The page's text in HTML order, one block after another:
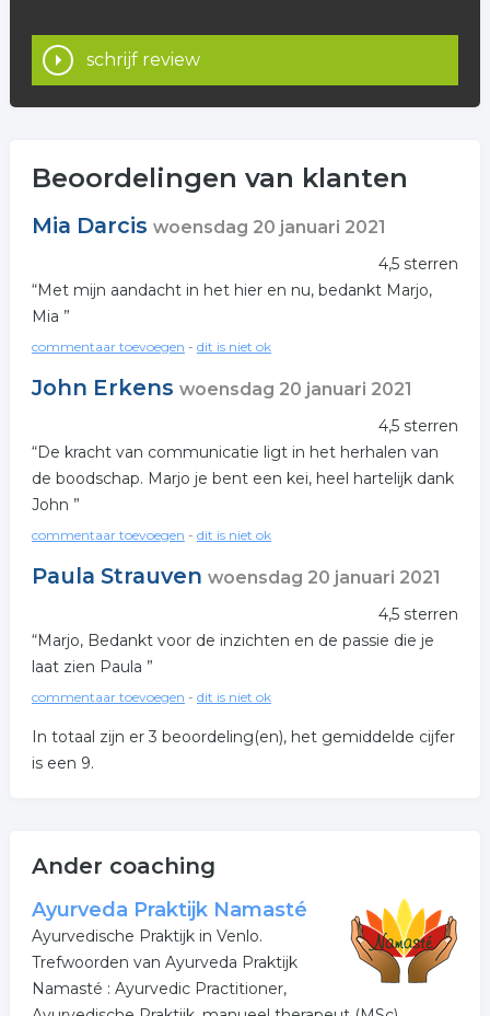
- ACT
- Yoga
- Coachgesprekken
- Slaaptherapie
- Schema therapie (vaak in combinatie met
mindfulness)
gedragstherapie.
Ook worden er bij Kompas Therapie en Advies op
gezette tijden workshops/kennismakingsdagen en
aangeboden. Bij Kompas Therapie en Advies kunt u
- Onrust
- Stress en depressieve klachten
- Burn-out
- Angstklachten
- Chronische pijnen
- Nek- en rugklachten
- Artrose
- Artritis
schrijf review
Beoordelingen van klanten
Mia Darcis woensdag 20 januari 2021
4,5 sterren
“Met mijn aandacht in het hier en nu, bedankt Marjo,
Mia ”
commentaar toevoegen - dit is niet ok
John Erkens woensdag 20 januari 2021
4,5 sterren
“De kracht van communicatie ligt in het herhalen van
de boodschap. Marjo je bent een kei, heel hartelijk dank
John ”
commentaar toevoegen - dit is niet ok
Paula Strauven woensdag 20 januari 2021
4,5 sterren
“Marjo, Bedankt voor de inzichten en de passie die je
laat zien Paula ”
commentaar toevoegen - dit is niet ok
In totaal zijn er 3 beoordeling(en), het gemiddelde cijfer
is een 9.
Ander coaching
Ayurveda Praktijk Namasté
Ayurvedische Praktijk in Venlo.
Trefwoorden van Ayurveda Praktijk
Namasté : Ayurvedic Practitioner,